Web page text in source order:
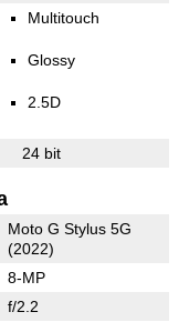
Multitouch
Glossy
2.5D
24 bit
Moto G Stylus 5G
(2022)
8-MP
f/2.2